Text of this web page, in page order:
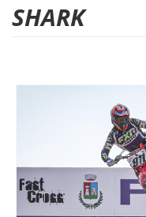
SHARK